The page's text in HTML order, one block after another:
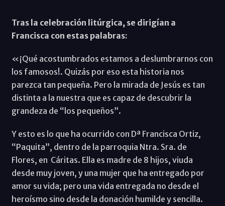
Tras la celebración litúrgica, se dirigían a
Francisca con estas palabras:
«¡Qué acostumbrados estamos a deslumbrarnos con
los famosos!. Quizás por eso esta historia nos
parezca tan pequeña. Pero la mirada de Jesús es tan
distinta a la nuestra que es capaz de descubrir la
grandeza de “los pequeños”.
Y esto es lo que ha ocurrido con Dª Francisca Ortiz,
“Paquita”, dentro de la parroquia Ntra. Sra. de
Flores, en Cáritas. Ella es madre de 8 hijos, viuda
desde muy joven, y una mujer que ha entregado por
amor su vida; pero una vida entregada no desde el
heroísmo sino desde la donación humilde y sencilla.